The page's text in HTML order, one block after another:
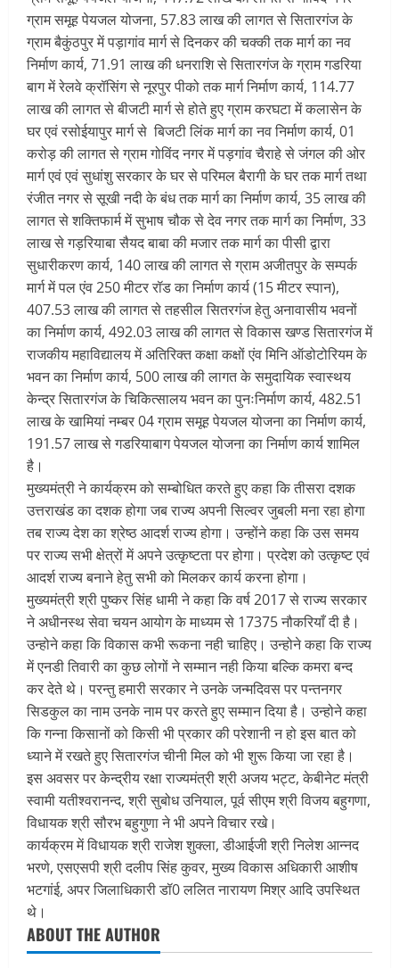
ग्राम समूह पेयजल योजना, 57.83 लाख की लागत से सितारगंज के
ग्राम बैकुंठपुर में पड़ागांव मार्ग से दिनकर की चक्की तक मार्ग का नव
निर्माण कार्य, 71.91 लाख की धनराशि से सितारगंज के ग्राम गडरिया
बाग में रेलवे क्रॉसिंग से नूरपुर पीको तक मार्ग निर्माण कार्य, 114.77
लाख की लागत से बीजटी मार्ग से होते हुए ग्राम करघटा में कलासेन के
घर एवं रसोईयापुर मार्ग से बिजटी लिंक मार्ग का नव निर्माण कार्य, 01
करोड़ की लागत से ग्राम गोविंद नगर में पड़गांव चैराहे से जंगल की ओर
मार्ग एवं एवं सुधांशु सरकार के घर से परिमल बैरागी के घर तक मार्ग तथा
रंजीत नगर से सूखी नदी के बंध तक मार्ग का निर्माण कार्य, 35 लाख की
लागत से शक्तिफार्म में सुभाष चौक से देव नगर तक मार्ग का निर्माण, 33
लाख से गड़रियाबा सैयद बाबा की मजार तक मार्ग का पीसी द्वारा
सुधारीकरण कार्य, 140 लाख की लागत से ग्राम अजीतपुर के सम्पर्क
मार्ग में पल एंव 250 मीटर रॉड का निर्माण कार्य (15 मीटर स्पान),
407.53 लाख की लागत से तहसील सितरगंज हेतु अनावासीय भवनों
का निर्माण कार्य, 492.03 लाख की लागत से विकास खण्ड सितारगंज में
राजकीय महाविद्यालय में अतिरिक्त कक्षा कक्षों एंव मिनि ऑडोटोरियम के
भवन का निर्माण कार्य, 500 लाख की लागत के समुदायिक स्वास्थय
केन्द्र सितारगंज के चिकित्सालय भवन का पुनःनिर्माण कार्य, 482.51
लाख के खामियां नम्बर 04 ग्राम समूह पेयजल योजना का निर्माण कार्य,
191.57 लाख से गडरियाबाग पेयजल योजना का निर्माण कार्य शामिल
है।
मुख्यमंत्री ने कार्यक्रम को सम्बोधित करते हुए कहा कि तीसरा दशक
उत्तराखंड का दशक होगा जब राज्य अपनी सिल्वर जुबली मना रहा होगा
तब राज्य देश का श्रेष्ठ आदर्श राज्य होगा। उन्होंने कहा कि उस समय
पर राज्य सभी क्षेत्रों में अपने उत्कृष्टता पर होगा। प्रदेश को उत्कृष्ट एवं
आदर्श राज्य बनाने हेतु सभी को मिलकर कार्य करना होगा।
मुख्यमंत्री श्री पुष्कर सिंह धामी ने कहा कि वर्ष 2017 से राज्य सरकार
ने अधीनस्थ सेवा चयन आयोग के माध्यम से 17375 नौकरियाँ दी है।
उन्होने कहा कि विकास कभी रूकना नही चाहिए। उन्होने कहा कि राज्य
में एनडी तिवारी का कुछ लोगों ने सम्मान नही किया बल्कि कमरा बन्द
कर देते थे। परन्तु हमारी सरकार ने उनके जन्मदिवस पर पन्तनगर
सिडकुल का नाम उनके नाम पर करते हुए सम्मान दिया है। उन्होने कहा
कि गन्ना किसानों को किसी भी प्रकार की परेशानी न हो इस बात को
ध्याने में रखते हुए सितारगंज चीनी मिल को भी शुरू किया जा रहा है।
इस अवसर पर केन्द्रीय रक्षा राज्यमंत्री श्री अजय भट्ट, केबीनेट मंत्री
स्वामी यतीश्वरानन्द, श्री सुबोध उनियाल, पूर्व सीएम श्री विजय बहुगणा,
विधायक श्री सौरभ बहुगुणा ने भी अपने विचार रखे।
कार्यक्रम में विधायक श्री राजेश शुक्ला, डीआईजी श्री निलेश आन्नद
भरणे, एसएसपी श्री दलीप सिंह कुवर, मुख्य विकास अधिकारी आशीष
भटगांई, अपर जिलाधिकारी डॉ0 ललित नारायण मिश्र आदि उपस्थित
थे।
ABOUT THE AUTHOR